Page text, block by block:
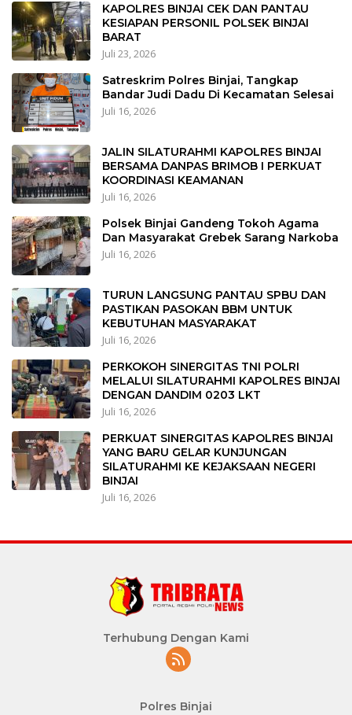
KAPOLRES BINJAI CEK DAN PANTAU
KESIAPAN PERSONIL POLSEK BINJAI
BARAT
Juli 23, 2026
Satreskrim Polres Binjai, Tangkap
Bandar Judi Dadu Di Kecamatan Selesai
Juli 16, 2026
JALIN SILATURAHMI KAPOLRES BINJAI
BERSAMA DANPAS BRIMOB I PERKUAT
KOORDINASI KEAMANAN
Juli 16, 2026
Polsek Binjai Gandeng Tokoh Agama
Dan Masyarakat Grebek Sarang Narkoba
Juli 16, 2026
TURUN LANGSUNG PANTAU SPBU DAN
PASTIKAN PASOKAN BBM UNTUK
KEBUTUHAN MASYARAKAT
Juli 16, 2026
PERKOKOH SINERGITAS TNI POLRI
MELALUI SILATURAHMI KAPOLRES BINJAI
DENGAN DANDIM 0203 LKT
Juli 16, 2026
PERKUAT SINERGITAS KAPOLRES BINJAI
YANG BARU GELAR KUNJUNGAN
SILATURAHMI KE KEJAKSAAN NEGERI
BINJAI
Juli 16, 2026
Terhubung Dengan Kami
Polres Binjai